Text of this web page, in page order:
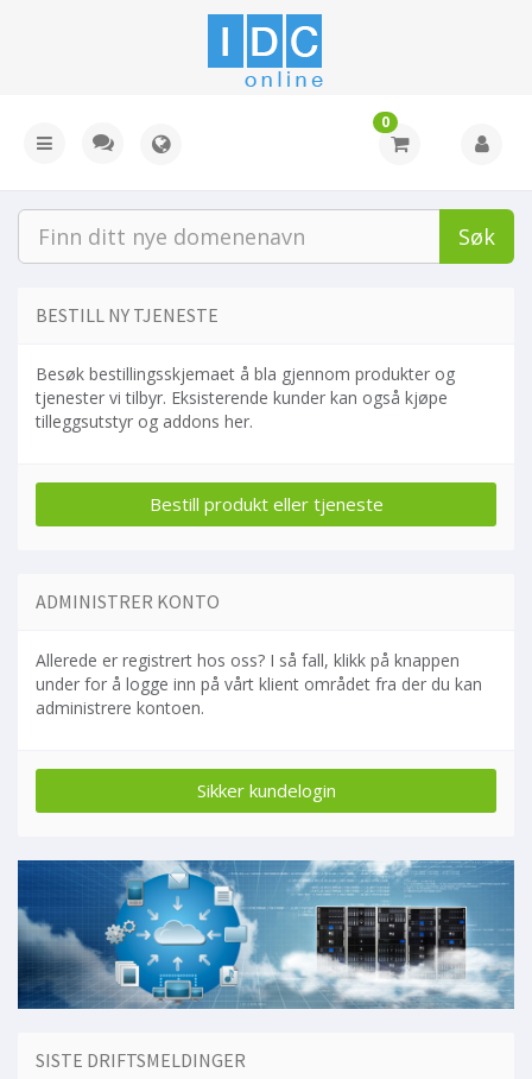
0
Søk
BESTILL NY TJENESTE
Besøk bestillingsskjemaet å bla gjennom produkter og
tjenester vi tilbyr. Eksisterende kunder kan også kjøpe
tilleggsutstyr og addons her.
ADMINISTRER KONTO
Allerede er registrert hos oss? I så fall, klikk på knappen
under for å logge inn på vårt klient området fra der du kan
administrere kontoen.
SISTE DRIFTSMELDINGER